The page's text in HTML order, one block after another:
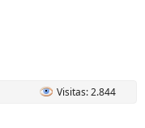
Visitas: 2.844